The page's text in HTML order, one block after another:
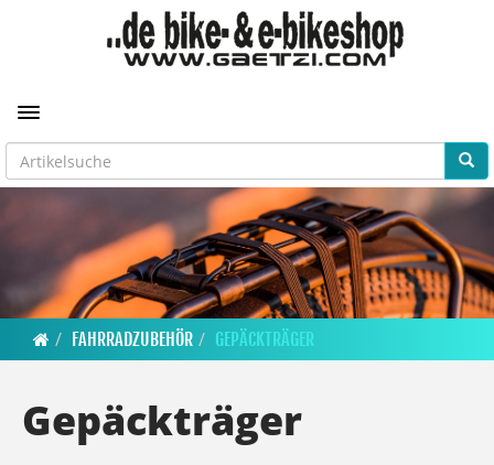
Toggle navigation
FAHRRADZUBEHÖR GEPÄCKTRÄGER
Gepäckträger